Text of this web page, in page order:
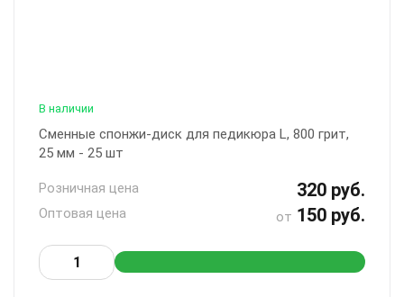
В наличии
Сменные спонжи-диск для педикюра L, 800 грит,
25 мм - 25 шт
Розничная цена 320 руб.
Оптовая цена от 150 руб.